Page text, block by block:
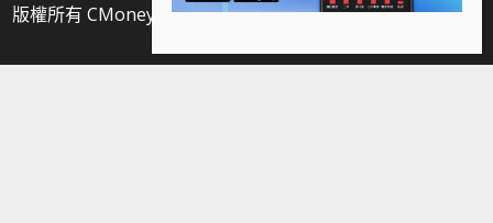
美
股
版權所有 CMoney 全曜財經資訊股份有限公司|MoreNews